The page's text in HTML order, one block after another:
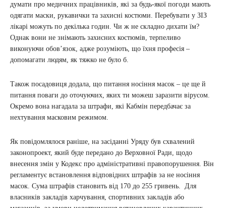
думати про медичних працівників, які за будь-якої погоди мають
одягати маски, рукавички та захисні костюми. Перебувати у ЗІЗ
лікарі можуть по декілька годин. Чи ж не складно дихати їм?
Однак вони не знімають захисних костюмів, терпеливо
виконуючи обов’язок, адже розуміють, що їхня професія –
допомагати людям, як тяжко не було б.
Також посадовиця додала, що питання носіння масок – це ще й
питання поваги до оточуючих, яких ти можеш заразити вірусом.
Окремо вона нагадала за штрафи, які Кабмін передбачає за
нехтування масковим режимом.
Як повідомлялося раніше, на засіданні Уряду був схвалений
законопроект, який буде передано до Верховної Ради, щодо
внесення змін у Кодекс про адміністративні правопорушення. Він
регламентує встановлення відповідних штрафів за не носіння
масок. Сума штрафів становить від 170 до 255 гривень. Для
власників закладів харчування, спортивних закладів або